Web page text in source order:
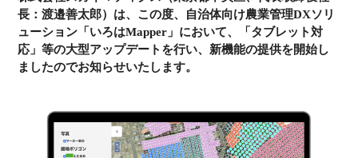
長：渡邉善太郎）は、この度、自治体向け農業管理DXソリ
ューション「いろはMapper」において、「タブレット対
応」等の大型アップデートを行い、新機能の提供を開始し
ましたのでお知らせいたします。